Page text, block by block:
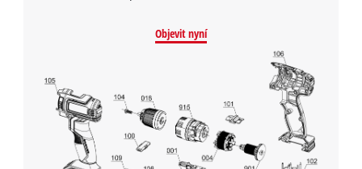
Objevit nyní